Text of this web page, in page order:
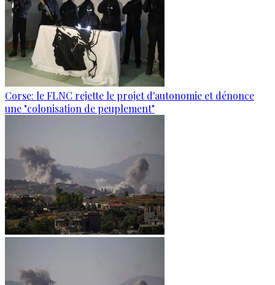
Corse: le FLNC rejette le projet d'autonomie et dénonce
une "colonisation de peuplement"